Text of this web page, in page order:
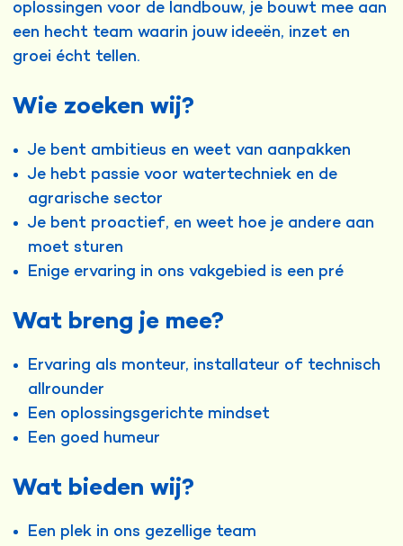
oplossingen voor de landbouw, je bouwt mee aan
een hecht team waarin jouw ideeën, inzet en
groei écht tellen.
Wie zoeken wij?
Je bent ambitieus en weet van aanpakken
Je hebt passie voor watertechniek en de
agrarische sector
Je bent proactief, en weet hoe je andere aan
moet sturen
Enige ervaring in ons vakgebied is een pré
Wat breng je mee?
Ervaring als monteur, installateur of technisch
allrounder
Een oplossingsgerichte mindset
Een goed humeur
Wat bieden wij?
Een plek in ons gezellige team